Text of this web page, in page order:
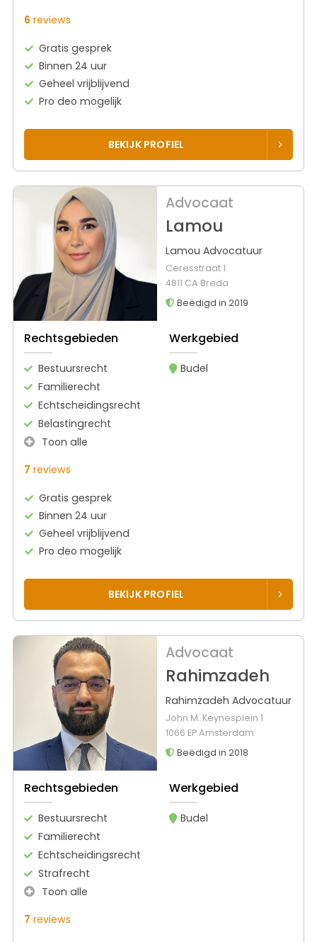
6 reviews
Gratis gesprek
Binnen 24 uur
Geheel vrijblijvend
Pro deo mogelijk
BEKIJK PROFIEL
Advocaat
Lamou
Lamou Advocatuur
Ceresstraat 1
4811 CA Breda
Beëdigd in 2019
Rechtsgebieden
Bestuursrecht
Familierecht
Echtscheidingsrecht
Belastingrecht
Toon alle
Werkgebied
Budel
7 reviews
Gratis gesprek
Binnen 24 uur
Geheel vrijblijvend
Pro deo mogelijk
BEKIJK PROFIEL
Advocaat
Rahimzadeh
Rahimzadeh Advocatuur
John M. Keynesplein 1
1066 EP Amsterdam
Beëdigd in 2018
Rechtsgebieden
Bestuursrecht
Familierecht
Echtscheidingsrecht
Strafrecht
Toon alle
Werkgebied
Budel
7 reviews